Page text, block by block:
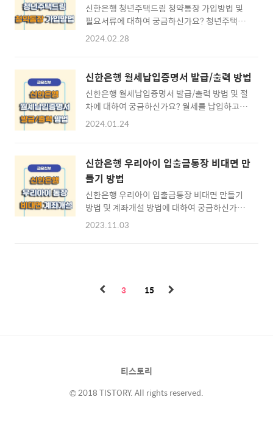
☜ ⊙ 2. 비대면 계좌개설 방법 ☜ ⊙ 신한은행
자주 찾는 서비스/문제해결 [바로가기] ☜ 신한
은행 신한쏠 비대면 계좌개설 절차 ▶ 비대면 계
가능한 서비스를 말합니다. 비대면 계좌개설에
는 별도의 증빙서류를 필요로 하지는 않지만 본
인확인을 위한 인증절차를 위해 신분..
신한은행 청년주택드림 청약통장 가입방법 및
필요서류에 대하여 궁금하신가요? 청년주택드
림 청약통장은 기존의 청년 우대형 청약통장에
는 상품입니다. 본문 내용을 통해 신한은행 청년
주택드림 청약통장 가입방법 및 이에 필요한 서
류에 대하여 알아보도록 하겠습니다. ※ [목차]
신한은행 청년주택드림 청약통장 ⊙ 1. 청년주
택드림 가입조건 ☜ ⊙ 2. 청년주택드림 가입준
신한은행 청년주택드림 청약통장 가입조건 ▶
청년주택드림 청약통장 가입조건 청년주택드림
청약통장 상품은 이자소득, 배당소득, 연금소득
제외한 종합소득이 5천만원 이하인..
2024.02.28
신한은행 월세납입증명서 발급/출력 방법
신한은행 월세납입증명서 발급/출력 방법 및 절
차에 대하여 궁금하신가요? 월세를 납입하고 계
신다면 연말정산 시 월세액 소득공제 및 세액공
는 증거로 "월세납입증명서"라는 것이 필요한
데요. 신한은행을 이용중인 고객님들을 위한 우
리은행 월세납입증명서 발급 및 출력 방법에 대
하여 알아보도록 하겠습니다. ※ [목차] 신한은
행 월세납입증명서 발급/출력 ⊙ 1. 연말정산
필요서류 ☜ ⊙ 2. 월세납입증명서 발급 준비하
공제 및 소득공제를 활용한다면 조금..
2024.01.24
신한은행 우리아이 입출금통장 비대면 만
들기 방법
신한은행 우리아이 입출금통장 비대면 만들기
방법 및 계좌개설 방법에 대하여 궁금하신가요?
2023년 하반기 부터는 대부분의 은행에서 비대
에 대하여 알아보도록 하겠습니다. ※ [목차] 신
한은행 비대면 계좌개설 방법 (미성년자) ⊙ 1.
은행 우리아이 입출금통장을 만들기 위해서는
신한은행 영업지점에 방문하여..
2023.11.03
3 15
티스토리
© 2018 TISTORY. All rights reserved.